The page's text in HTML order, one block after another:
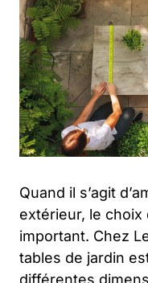
Quand il s’agit
extérieur, le choix
important. Chez
tables de jardin
différentes